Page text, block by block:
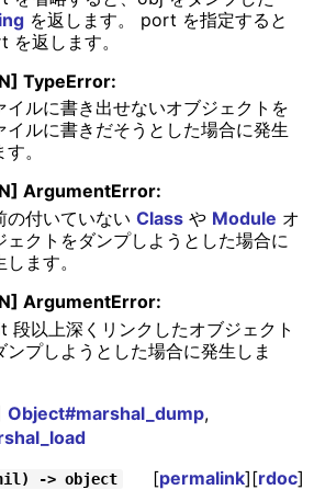
を返します。 port を指定すると
を返します。
TypeError:
イルに書き出せないオブジェクトを
イルに書きだそうとした場合に発生
。
ArgumentError:
の付いていない Classや Module オ
ェクトをダンプしようとした場合に
ます。
ArgumentError:
段以上深くリンクしたオブジェクト
ンプしようとした場合に発生しま
Object#marshal_dump,
-> object [permalink][rdoc]